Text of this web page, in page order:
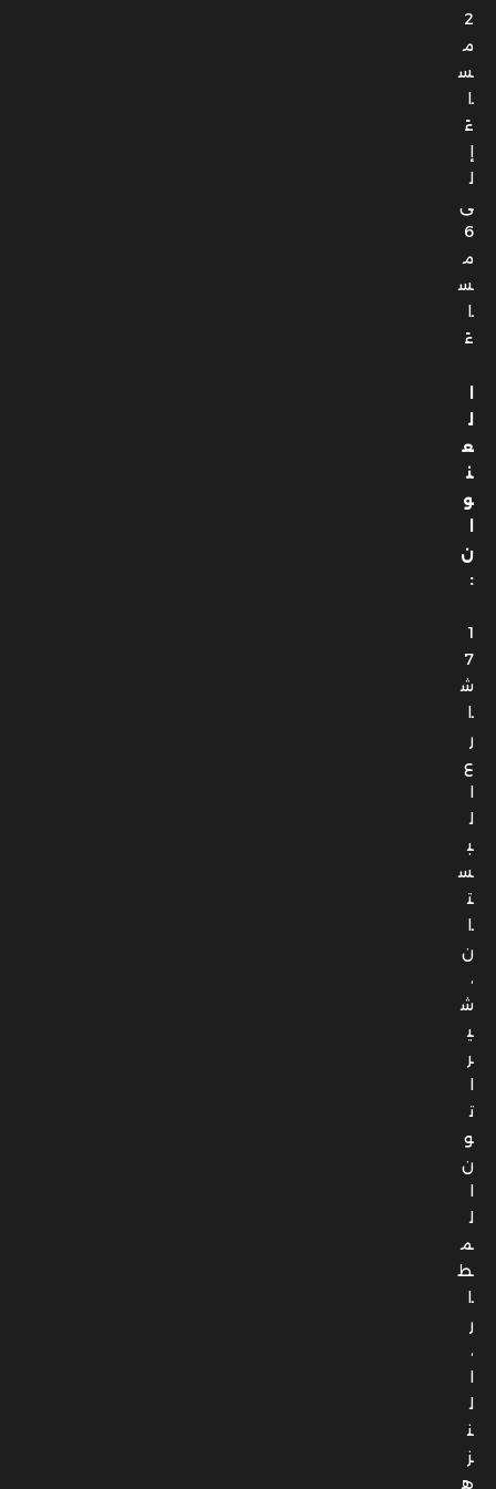
2
م
س
ا
ءً
إ
ل
ى
6
م
س
ا
ءً
ل
ع
ن
و
ن
:
1
7
ش
ا
ر
ع
ا
ل
ب
س
ت
ا
ن
،
ش
ي
ر
ا
ت
و
ن
ا
ل
م
ط
ا
ر
،
ا
ل
ن
ز
ه